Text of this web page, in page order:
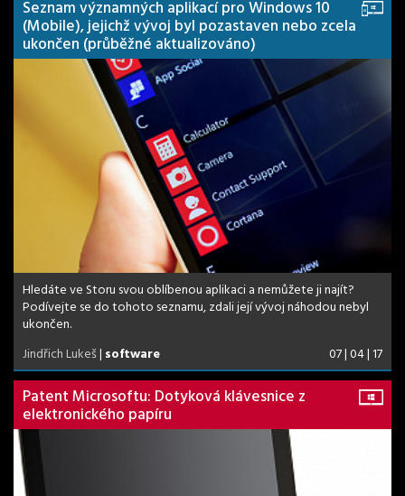
Seznam významných aplikací pro Windows 10
(Mobile), jejichž vývoj byl pozastaven nebo zcela
ukončen (průběžné aktualizováno)
Hledáte ve Storu svou oblíbenou aplikaci a nemůžete ji najít?
Podívejte se do tohoto seznamu, zdali její vývoj náhodou nebyl
ukončen.
Jindřich Lukeš| software 07 | 04 | 17
Patent Microsoftu: Dotyková klávesnice z
elektronického papíru